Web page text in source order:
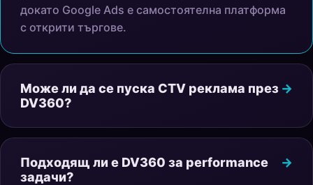
докато Google Ads е самостоятелна платформа
с открити търгове.
Може ли да се пуска CTV реклама през
DV360?
Подходящ ли е DV360 за performance
задачи?